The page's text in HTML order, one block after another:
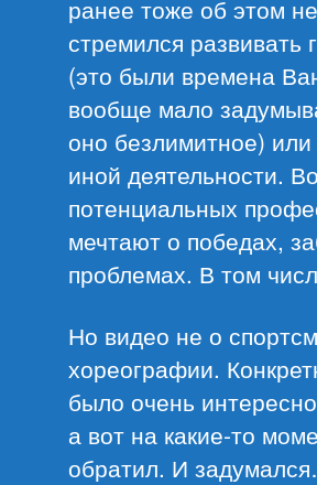
ранее тоже об этом
стремился развивать
(это были времена
вообще мало
оно безлимитное)
иной деятельности.
потенциальных
мечтают о победах,
проблемах. В том
Но видео не о
хореографии.
было очень
а вот на какие-то
обратил. И